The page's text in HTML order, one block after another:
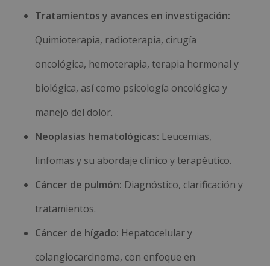
Tratamientos y avances en investigación:
Quimioterapia, radioterapia, cirugía
oncológica, hemoterapia, terapia hormonal y
biológica, así como psicología oncológica y
manejo del dolor.
Neoplasias hematológicas: Leucemias,
linfomas y su abordaje clínico y terapéutico.
Cáncer de pulmón: Diagnóstico, clarificación y
tratamientos.
Cáncer de hígado: Hepatocelular y
colangiocarcinoma, con enfoque en